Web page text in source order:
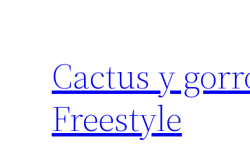
Cactus y
Freestyle